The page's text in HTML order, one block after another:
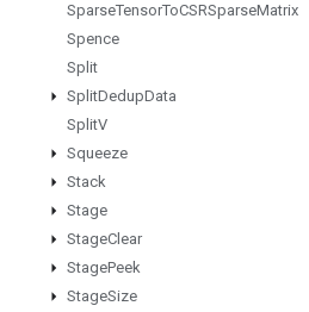
SparseTensorToCSRSparseMatrix
Spence
Split
SplitDedupData
SplitV
Squeeze
Stack
Stage
StageClear
StagePeek
StageSize